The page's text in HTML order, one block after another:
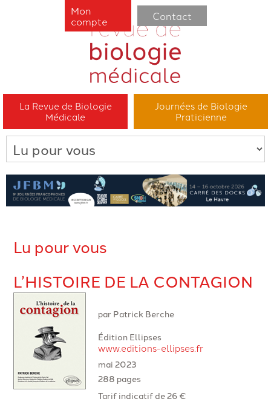
La Revue de Biologie
Médicale
Journées de Biologie
Praticienne
Mon
compte
Contact
Lu pour vous
L’HISTOIRE DE LA CONTAGION
par Patrick Berche
Édition Ellipses
www.editions-ellipses.fr
mai 2023
288 pages
Tarif indicatif de 26 €